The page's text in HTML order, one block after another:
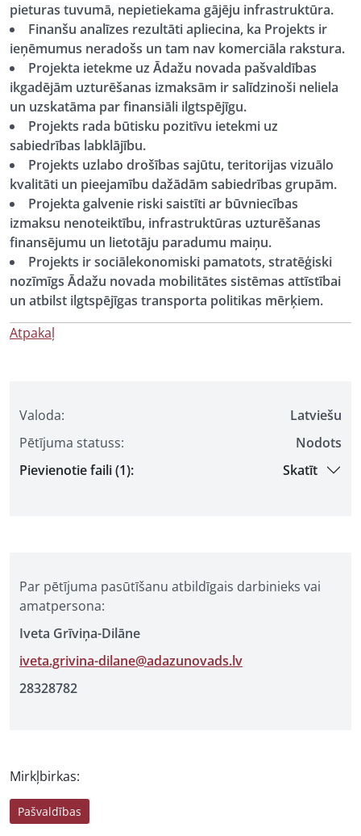
Valoda:
Latviešu
Pētījuma statuss:
Nodots
Pievienotie faili (1):
Skatīt
Par pētījuma pasūtīšanu atbildīgais darbinieks vai
amatpersona:
Iveta Grīviņa-Dilāne
iveta.grivina-dilane@adazunovads.lv
28328782
Mirkļbirkas:
Pašvaldības
pieturas tuvumā, nepietiekama gājēju infrastruktūra.
Finanšu analīzes rezultāti apliecina, ka Projekts ir
ieņēmumus neradošs un tam nav komerciāla rakstura.
Projekta ietekme uz Ādažu novada pašvaldības
ikgadējām uzturēšanas izmaksām ir salīdzinoši neliela
un uzskatāma par finansiāli ilgtspējīgu.
Projekts rada būtisku pozitīvu ietekmi uz
sabiedrības labklājību.
Projekts uzlabo drošības sajūtu, teritorijas vizuālo
kvalitāti un pieejamību dažādām sabiedrības grupām.
Projekta galvenie riski saistīti ar būvniecības
izmaksu nenoteiktību, infrastruktūras uzturēšanas
finansējumu un lietotāju paradumu maiņu.
Projekts ir sociālekonomiski pamatots, stratēģiski
nozīmīgs Ādažu novada mobilitātes sistēmas attīstībai
un atbilst ilgtspējīgas transporta politikas mērķiem.
Atpakaļ